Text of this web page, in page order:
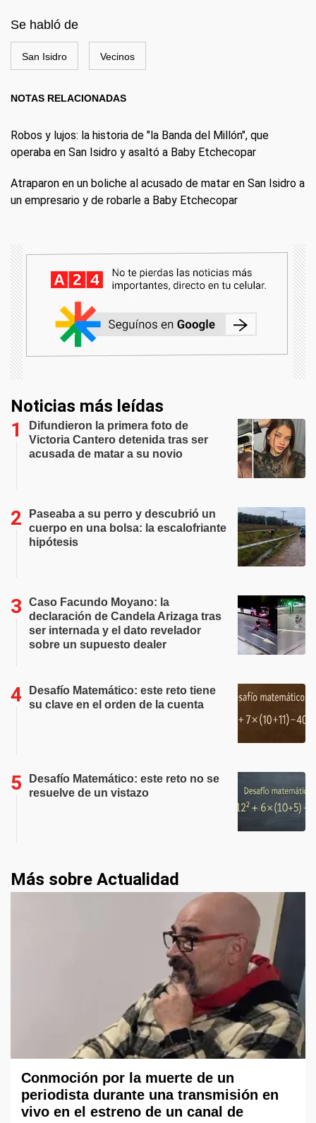
Se habló de
San Isidro Vecinos
NOTAS RELACIONADAS
Robos y lujos: la historia de "la Banda del Millón", que
operaba en San Isidro y asaltó a Baby Etchecopar
Atraparon en un boliche al acusado de matar en San Isidro a
un empresario y de robarle a Baby Etchecopar
Noticias más leídas
Difundieron la primera foto de
Victoria Cantero detenida tras ser
acusada de matar a su novio
Paseaba a su perro y descubrió un
cuerpo en una bolsa: la escalofriante
hipótesis
Caso Facundo Moyano: la
declaración de Candela Arizaga tras
ser internada y el dato revelador
sobre un supuesto dealer
Desafío Matemático: este reto tiene
su clave en el orden de la cuenta
Desafío Matemático: este reto no se
resuelve de un vistazo
Más sobre Actualidad
Conmoción por la muerte de un
periodista durante una transmisión en
vivo en el estreno de un canal de